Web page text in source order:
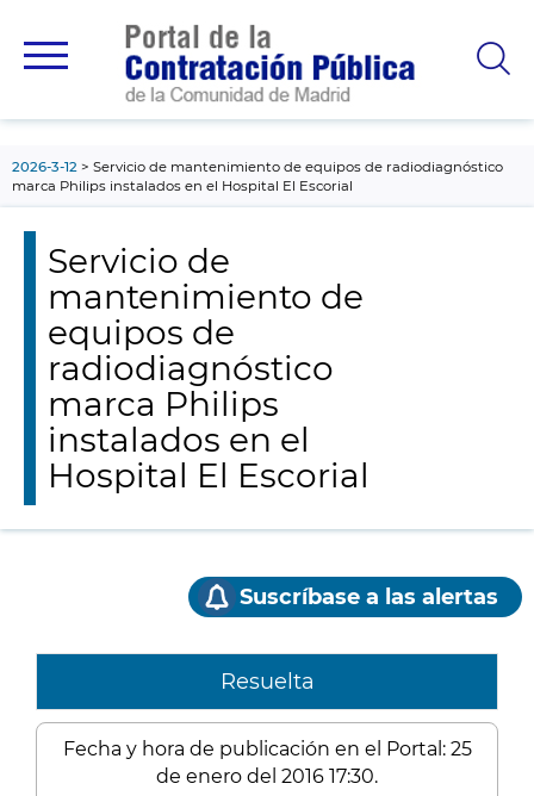
principal
2026-3-12
Servicio de mantenimiento de equipos de radiodiagnóstico
marca Philips instalados en el Hospital El Escorial
Servicio de
mantenimiento de
equipos de
radiodiagnóstico
marca Philips
instalados en el
Hospital El Escorial
Suscríbase a las alertas
Resuelta
Fecha y hora de publicación en el Portal: 25
de enero del 2016 17:30.